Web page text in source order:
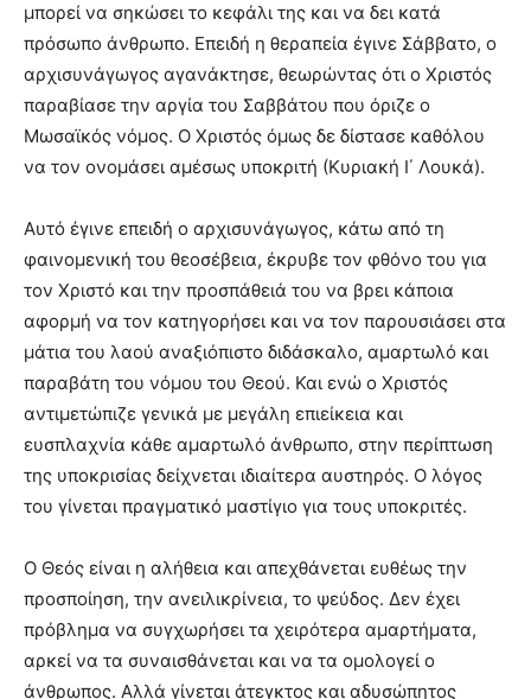
μπορεί να σηκώσει το κεφάλι της και να δει κατά
πρόσωπο άνθρωπο. Επειδή η θεραπεία έγινε Σάββατο, ο
αρχισυνάγωγος αγανάκτησε, θεωρώντας ότι ο Χριστός
παραβίασε την αργία του Σαββάτου που όριζε ο
Μωσαϊκός νόμος. Ο Χριστός όμως δε δίστασε καθόλου
να τον ονομάσει αμέσως υποκριτή (Κυριακή Ι΄ Λουκά).
Αυτό έγινε επειδή ο αρχισυνάγωγος, κάτω από τη
φαινομενική του θεοσέβεια, έκρυβε τον φθόνο του για
τον Χριστό και την προσπάθειά του να βρει κάποια
αφορμή να τον κατηγορήσει και να τον παρουσιάσει στα
μάτια του λαού αναξιόπιστο διδάσκαλο, αμαρτωλό και
παραβάτη του νόμου του Θεού. Και ενώ ο Χριστός
αντιμετώπιζε γενικά με μεγάλη επιείκεια και
ευσπλαχνία κάθε αμαρτωλό άνθρωπο, στην περίπτωση
της υποκρισίας δείχνεται ιδιαίτερα αυστηρός. Ο λόγος
του γίνεται πραγματικό μαστίγιο για τους υποκριτές.
Ο Θεός είναι η αλήθεια και απεχθάνεται ευθέως την
προσποίηση, την ανειλικρίνεια, το ψεύδος. Δεν έχει
πρόβλημα να συγχωρήσει τα χειρότερα αμαρτήματα,
αρκεί να τα συναισθάνεται και να τα ομολογεί ο
άνθρωπος. Αλλά γίνεται άτεγκτος και αδυσώπητος